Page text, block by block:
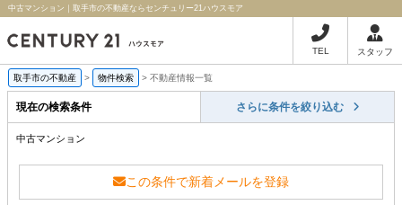
中古マンション｜取手市の不動産ならセンチュリー21ハウスモア
TEL スタッフ
取手市の不動産 > 物件検索 > 不動産情報一覧
現在の検索条件 さらに条件を絞り込む
中古マンション
この条件で新着メールを登録